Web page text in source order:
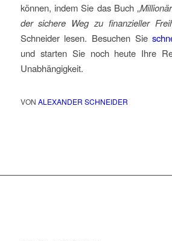
können, indem Sie das Buch „
der sichere Weg zu finanzieller
Schneider lesen. Besuchen Sie
und starten Sie noch heute Ihre
Unabhängigkeit.
VON ALEXANDER SCHNEIDER